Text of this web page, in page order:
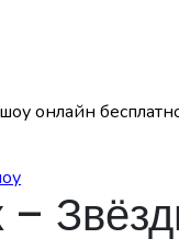
онлайн